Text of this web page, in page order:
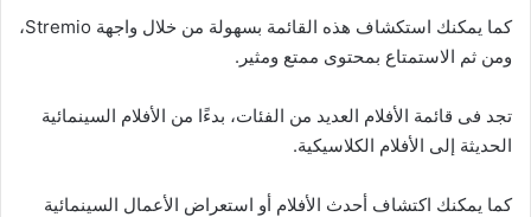
كما يمكنك استكشاف هذه القائمة بسهولة من خلال واجهة Stremio،
ومن ثم الاستمتاع بمحتوى ممتع ومثير.
تجد فى قائمة الأفلام العديد من الفئات، بدءًا من الأفلام السينمائية
الحديثة إلى الأفلام الكلاسيكية.
كما يمكنك اكتشاف أحدث الأفلام أو استعراض الأعمال السينمائية